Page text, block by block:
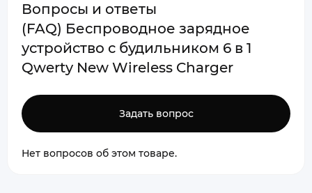
Вопросы и ответы
(FAQ) Беспроводное зарядное
устройство с будильником 6 в 1
Qwerty New Wireless Charger
Задать вопрос
Нет вопросов об этом товаре.